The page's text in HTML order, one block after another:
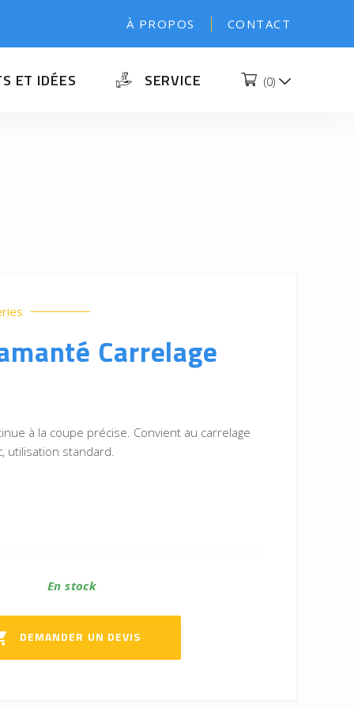
À PROPOS CONTACT
ET IDÉES SERVICE (0)
Carrelage
à la coupe précise. Convient au carrelage
utilisation standard.
En stock
DEMANDER UN DEVIS